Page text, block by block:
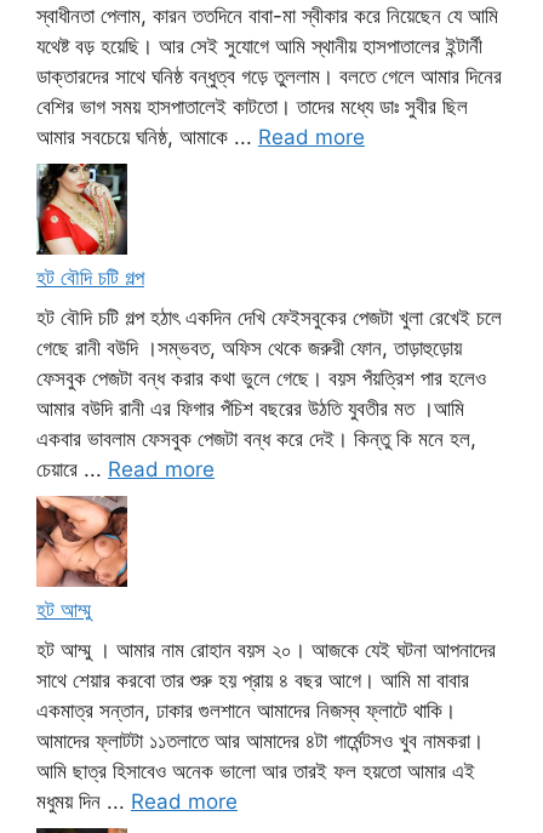
স্বাধীনতা পেলাম, কারন ততদিনে বাবা-মা স্বীকার করে নিয়েছেন যে আমি
যথেষ্ট বড় হয়েছি। আর সেই সুযোগে আমি স্থানীয় হাসপাতালের ইন্টার্নী
ডাক্তারদের সাথে ঘনিষ্ঠ বন্ধুত্ব গড়ে তুললাম। বলতে গেলে আমার দিনের
বেশির ভাগ সময় হাসপাতালেই কাটতো। তাদের মধ্যে ডাঃ সুবীর ছিল
আমার সবচেয়ে ঘনিষ্ঠ, আমাকে ... Read more
হট বৌদি চটি গল্প
হট বৌদি চটি গল্প হঠাৎ একদিন দেখি ফেইসবুকের পেজটা খুলা রেখেই চলে
গেছে রানী বউদি ।সম্ভবত, অফিস থেকে জরুরী ফোন, তাড়াহুড়োয়
ফেসবুক পেজটা বন্ধ করার কথা ভুলে গেছে। বয়স পঁয়ত্রিশ পার হলেও
আমার বউদি রানী এর ফিগার পঁচিশ বছরের উঠতি যুবতীর মত ।আমি
একবার ভাবলাম ফেসবুক পেজটা বন্ধ করে দেই। কিন্তু কি মনে হল,
চেয়ারে ... Read more
হট আম্মু
হট আম্মু । আমার নাম রোহান বয়স ২০। আজকে যেই ঘটনা আপনাদের
সাথে শেয়ার করবো তার শুরু হয় প্রায় ৪ বছর আগে। আমি মা বাবার
একমাত্র সন্তান, ঢাকার গুলশানে আমাদের নিজস্ব ফ্লাটে থাকি।
আমাদের ফ্লাটটা ১১তলাতে আর আমাদের ৪টা গার্মেন্টসও খুব নামকরা।
আমি ছাত্র হিসাবেও অনেক ভালো আর তারই ফল হয়তো আমার এই
মধুময় দিন ... Read more